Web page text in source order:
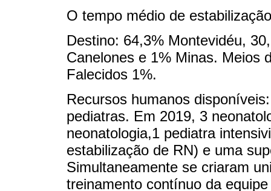
O tempo médio de
Destino: 64,3% Montevidéu,
Canelones e 1% Minas. Meios
Falecidos 1%.
Recursos humanos
pediatras. Em 2019, 3
neonatologia,1 pediatra
estabilização de RN) e uma
Simultaneamente se criaram
treinamento contínuo da